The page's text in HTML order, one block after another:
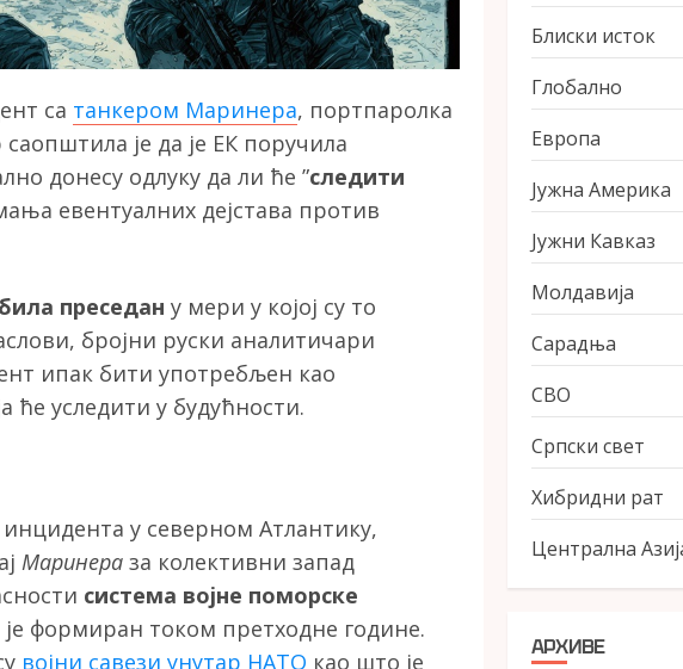
са танкером Маринера, портпаролка
је да је ЕК поручила
донесу одлуку да ли ће ”следити
евентуалних дејстава против
преседан у мери у којој су то
бројни руски аналитичари
ипак бити употребљен као
ће уследити у будућности.
у северном Атлантику,
Маринера за колективни запад
система војне поморске
је формиран током претходне године.
војни савези унутар НАТО као што је
Блиски исток
Глобално
Европа
Јужна Америка
Јужни Кавказ
Молдавија
Сарадња
СВО
Српски свет
Хибридни рат
Централна
АРХИВЕ